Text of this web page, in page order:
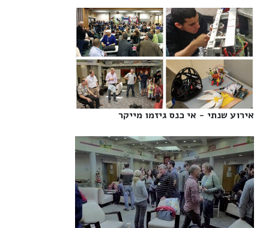
אירוע שנתי - אי כנס גיזמו מייקר‎